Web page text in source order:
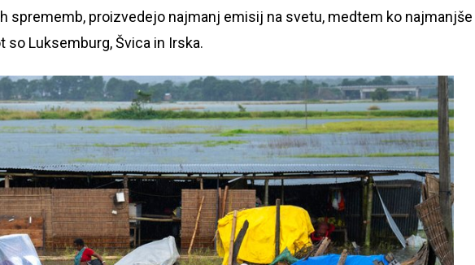
sprememb, proizvedejo najmanj emisij na svetu, medtem ko najmanjše
Luksemburg, Švica in Irska.